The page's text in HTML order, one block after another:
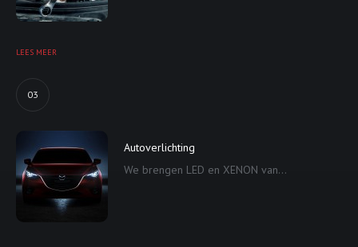
LEES MEER
03
Autoverlichting
We brengen LED en XENON van...